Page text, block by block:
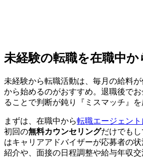
未経験の転職を在職中
未経験から転職活動は、 毎月の給料
から始めるのがおすすめ。退職後で
ることで判断が鈍り『ミスマッチ』を
まずは、在職中から転職エージェン
初回の無料カウンセリングだけでも
はキャリアアドバイザーが応募者の
紹介や、面接の日程調整や給与年収